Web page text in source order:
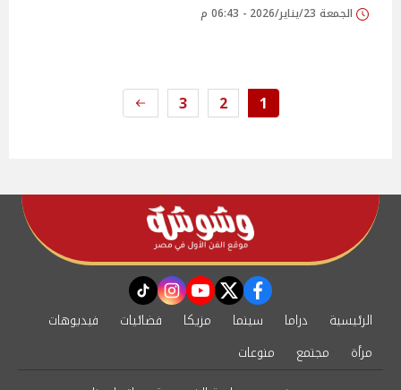
الجمعة 23/يناير/2026 - 06:43 م
1
2
3
facebook
twitter
youtube
instagram
tiktok
الرئيسية دراما سينما مزيكا فضائيات
فيديوهات
مرأة
مجتمع
منوعات